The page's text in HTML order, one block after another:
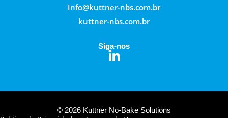
Info@kuttner-nbs.com.br
kuttner-nbs.com.br
Siga-nos
© 2026 Kuttner No-Bake Solutions